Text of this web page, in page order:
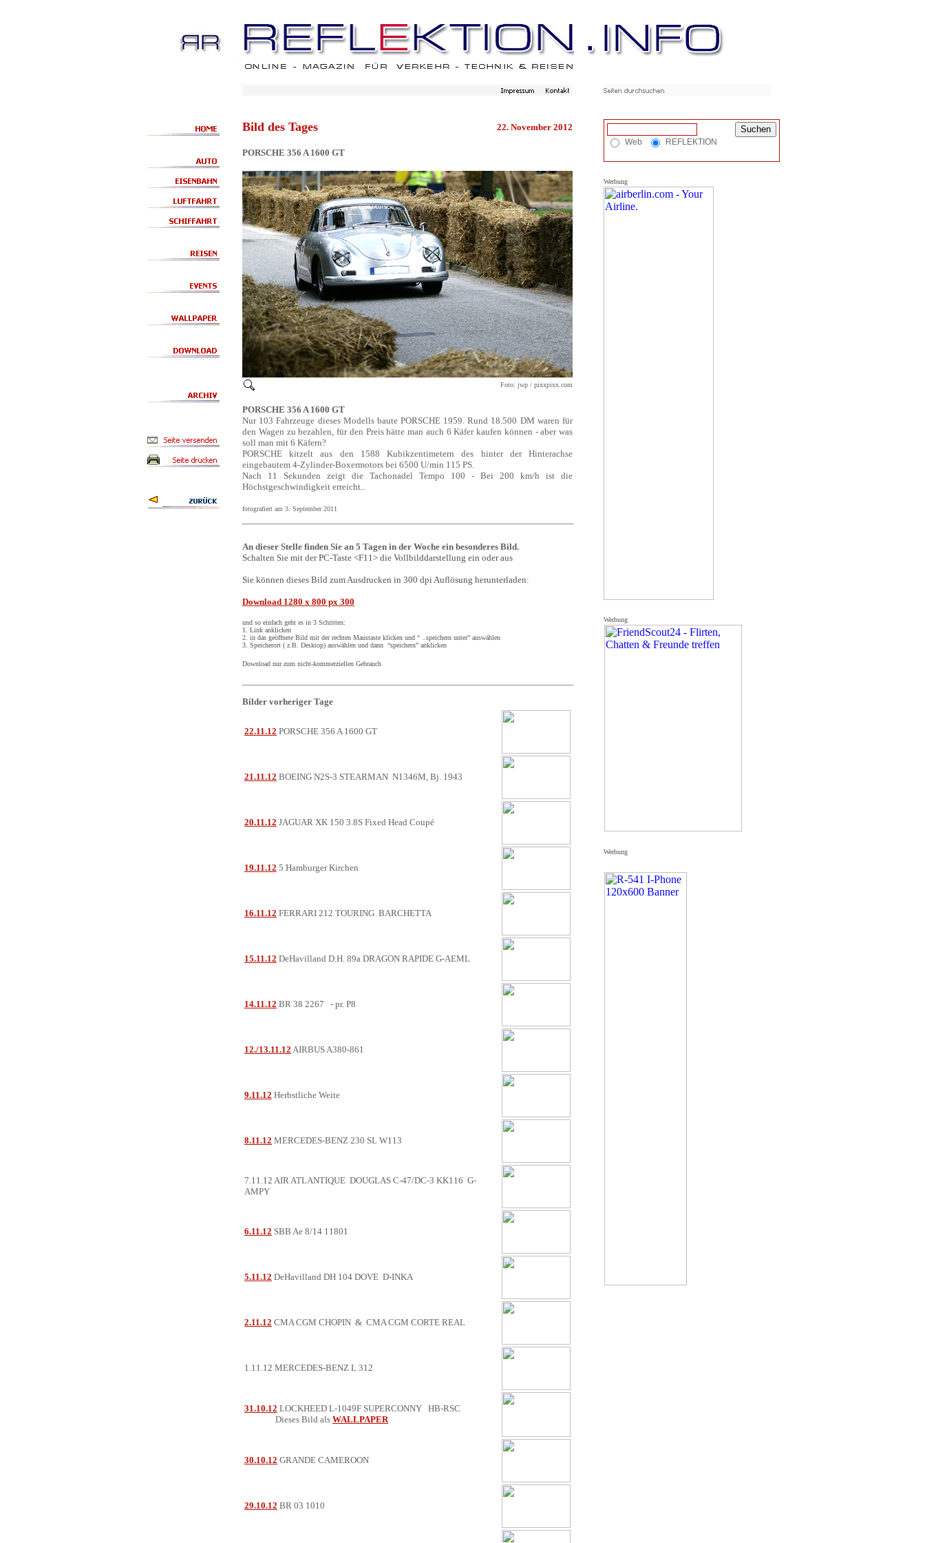
Web REFLEKTION
Werbung
Werbung
Werbung
Bild des Tages 22. November 2012
PORSCHE 356 A 1600 GT
Foto: jwp / pixxpixx.com
PORSCHE 356 A 1600 GT
Nur 103 Fahrzeuge dieses Modells baute PORSCHE 1959. Rund 18.500 DM waren für
den Wagen zu bezahlen, für den Preis hätte man auch 6 Käfer kaufen können - aber was
soll man mit 6 Käfern?
PORSCHE kitzelt aus den 1588 Kubikzentimetern des hinter der Hinterachse
eingebautem 4-Zylinder-Boxermotors bei 6500 U/min 115 PS.
Nach 11 Sekunden zeigt die Tachonadel Tempo 100 - Bei 200 km/h ist die
Höchstgeschwindigkeit erreicht..
fotografiert am 3. September 2011
An dieser Stelle finden Sie an 5 Tagen in der Woche ein besonderes Bild.
Schalten Sie mit der PC-Taste <F11> die Vollbilddarstellung ein oder aus
Sie können dieses Bild zum Ausdrucken in 300 dpi Auflösung herunterladen:
Download 1280 x 800 px 300
und so einfach geht es in 3 Schritten:
1. Link anklicken
2. in das geöffnete Bild mit der rechten Maustaste klicken und “ ..speichern unter” auswählen
3. Speicherort ( z.B. Desktop) auswählen und dann “speichern” anklicken
Download nur zum nicht-kommerziellen Gebrauch
Bilder vorheriger Tage
22.11.12 PORSCHE 356 A 1600 GT
21.11.12 BOEING N2S-3 STEARMAN N1346M, Bj. 1943
20.11.12 JAGUAR XK 150 3.8S Fixed Head Coupé
19.11.12 5 Hamburger Kirchen
16.11.12 FERRARI 212 TOURING BARCHETTA
15.11.12 DeHavilland D.H. 89a DRAGON RAPIDE G-AEML
14.11.12 BR 38 2267 - pr. P8
12./13.11.12 AIRBUS A380-861
9.11.12 Herbstliche Weite
8.11.12 MERCEDES-BENZ 230 SL W113
7.11.12 AIR ATLANTIQUE DOUGLAS C-47/DC-3 KK116 G-
AMPY
6.11.12 SBB Ae 8/14 11801
5.11.12 DeHavilland DH 104 DOVE D-INKA
2.11.12 CMA CGM CHOPIN & CMA CGM CORTE REAL
1.11.12 MERCEDES-BENZ L 312
31.10.12 LOCKHEED L-1049F SUPERCONNY HB-RSC
Dieses Bild als WALLPAPER
30.10.12 GRANDE CAMEROON
29.10.12 BR 03 1010